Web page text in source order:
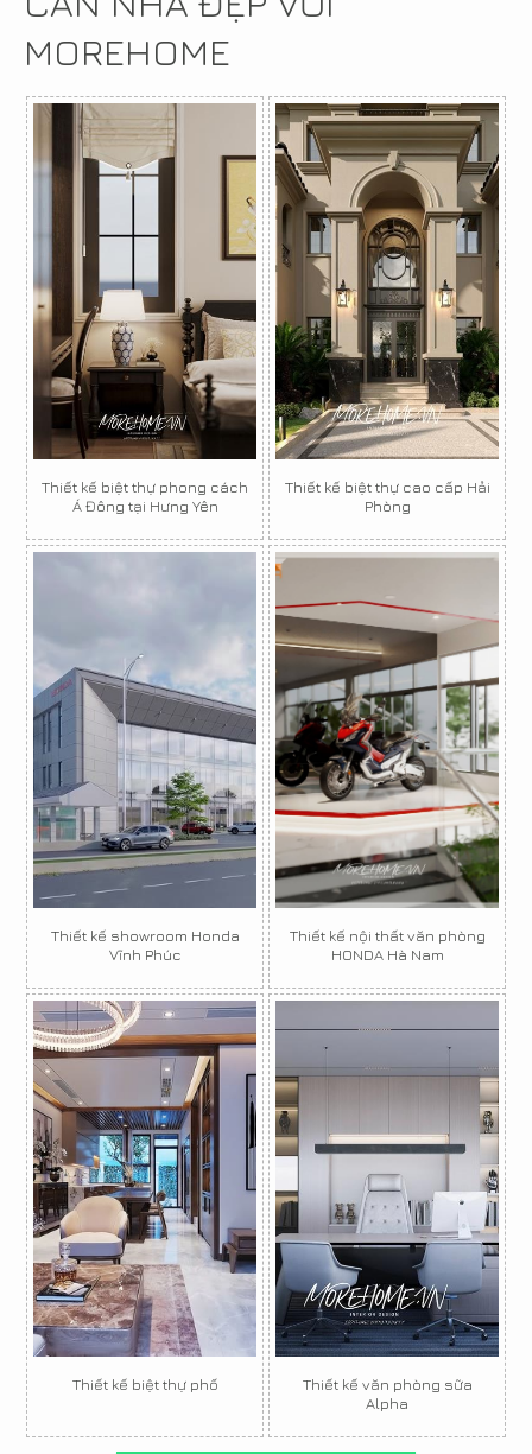
MOREHOME
Thiết kế biệt thự phong cách
Á Đông tại Hưng Yên
Thiết kế biệt thự cao cấp Hải
Phòng
Thiết kế showroom Honda
Vĩnh Phúc
Thiết kế nội thất văn phòng
HONDA Hà Nam
Thiết kế biệt thự phố
Thiết kế văn phòng sữa
Alpha